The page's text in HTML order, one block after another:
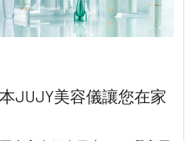
JUJY美容儀讓您在家